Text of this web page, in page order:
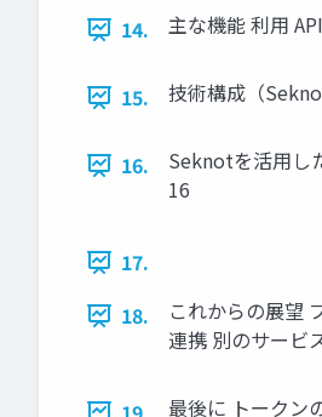
14. 主な機能 利用
15. 技術構成（
16.
Seknotを活用し
16
17.
18.
これからの展望
連携 別のサービ
最後に トークン